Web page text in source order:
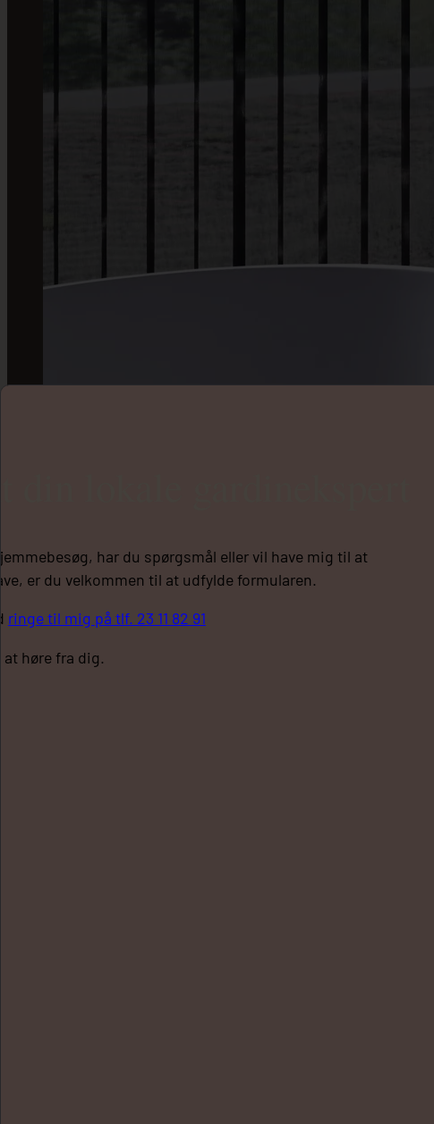
har du spørgsmål eller vil have mig til at
er du velkommen til at udfylde formularen.
ringe til mig på tlf. 23 11 82 91
høre fra dig.